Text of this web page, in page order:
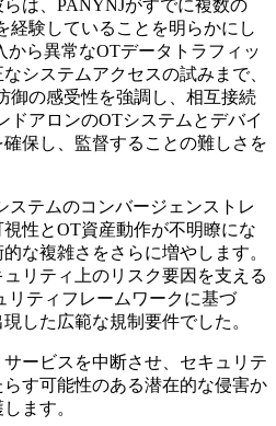
は、PANYNJがすでに複数の
経験していることを明らかにし
から異常なOTデータトラフィッ
システムアクセスの試みまで、
御の感受性を強調し、相互接続
ドアロンのOTシステムとデバイ
保し、監督することの難しさを
ステムのコンバージェンストレ
性とOT資産動作が不明瞭にな
な複雑さをさらに増やします。
リティ上のリスク要因を支える
リティフレームワークに基づ
した広範な規制要件でした。
ービスを中断させ、セキュリテ
す可能性のある潜在的な侵害か
ます。